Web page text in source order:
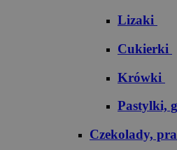
Lizaki
Cukierki
Krówki
Pastylki,
Czekolady,